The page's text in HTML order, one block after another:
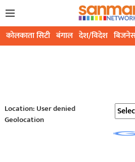
कोलकाता सिटी बंगाल देश/विदेश
Location: User denied
Geolocation